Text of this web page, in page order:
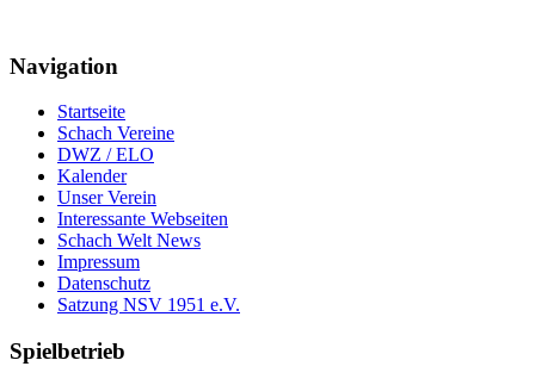
Navigation
Startseite
Schach Vereine
DWZ / ELO
Kalender
Unser Verein
Interessante Webseiten
Schach Welt News
Impressum
Datenschutz
Satzung NSV 1951 e.V.
Spielbetrieb